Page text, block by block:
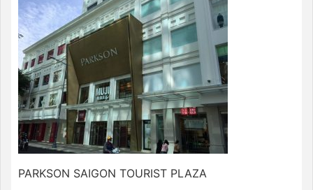
PARKSON SAIGON TOURIST PLAZA